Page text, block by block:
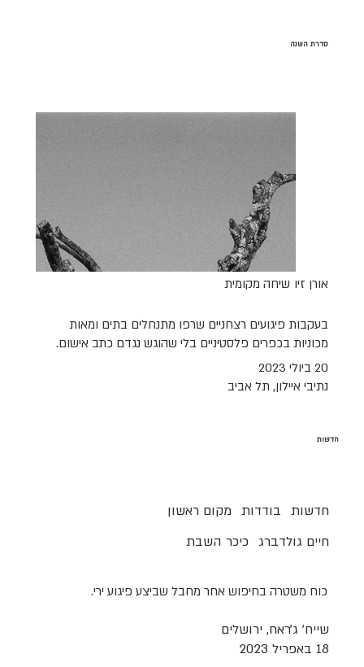
סדרת השנה
אורן זיו שיחה מקומית
בעקבות פיגועים רצחניים שרפו מתנחלים בתים ומאות
מכוניות בכפרים פלסטיניים בלי שהוגש נגדם כתב אישום.
20 ביולי 2023
נתיבי איילון, תל אביב
חדשות
מקום ראשון בודדות חדשות
כיכר השבת חיים גולדברג
כוח משטרה בחיפוש אחר מחבל שביצע פיגוע ירי.
שייח׳ ג׳ראח, ירושלים
18 באפריל 2023